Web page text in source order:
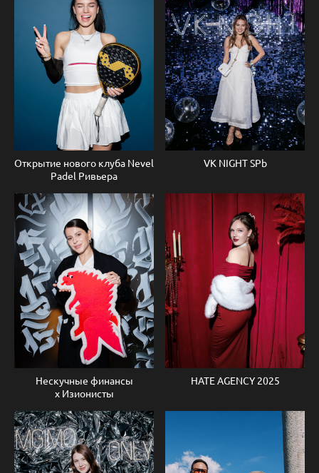
Открытие нового клуба Nevel
Padel Ривьера
VK NIGHT SPb
Нескучные финансы
х Изионисты
HATE AGENCY 2025